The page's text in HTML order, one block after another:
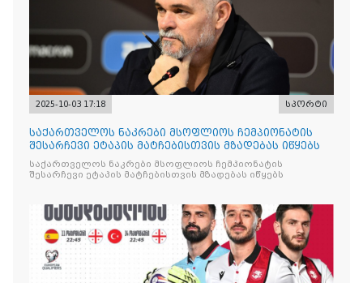
2025-10-03 17:18 სპორტი
საქართველოს ნაკრები მსოფლიოს ჩემპიონატის
შესარჩევი ეტაპის მატჩებისთვის მზადებას იწყებს
საქართველოს ნაკრები მსოფლიოს ჩემპიონატის
შესარჩევი ეტაპის მატჩებისთვის მზადებას იწყებს